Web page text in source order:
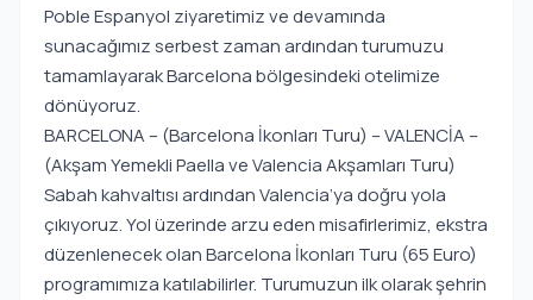
Poble Espanyol ziyaretimiz ve devamında
sunacağımız serbest zaman ardından turumuzu
tamamlayarak Barcelona bölgesindeki otelimize
dönüyoruz.
BARCELONA – (Barcelona İkonları Turu) – VALENCİA –
(Akşam Yemekli Paella ve Valencia Akşamları Turu)
Sabah kahvaltısı ardından Valencia’ya doğru yola
çıkıyoruz. Yol üzerinde arzu eden misafirlerimiz, ekstra
düzenlenecek olan Barcelona İkonları Turu (65 Euro)
programımıza katılabilirler. Turumuzun ilk olarak şehrin